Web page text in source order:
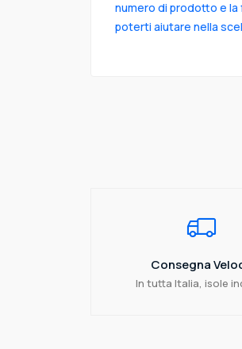
numero di prodotto e la
poterti aiutare nella
Consegna
In tutta Italia, isole